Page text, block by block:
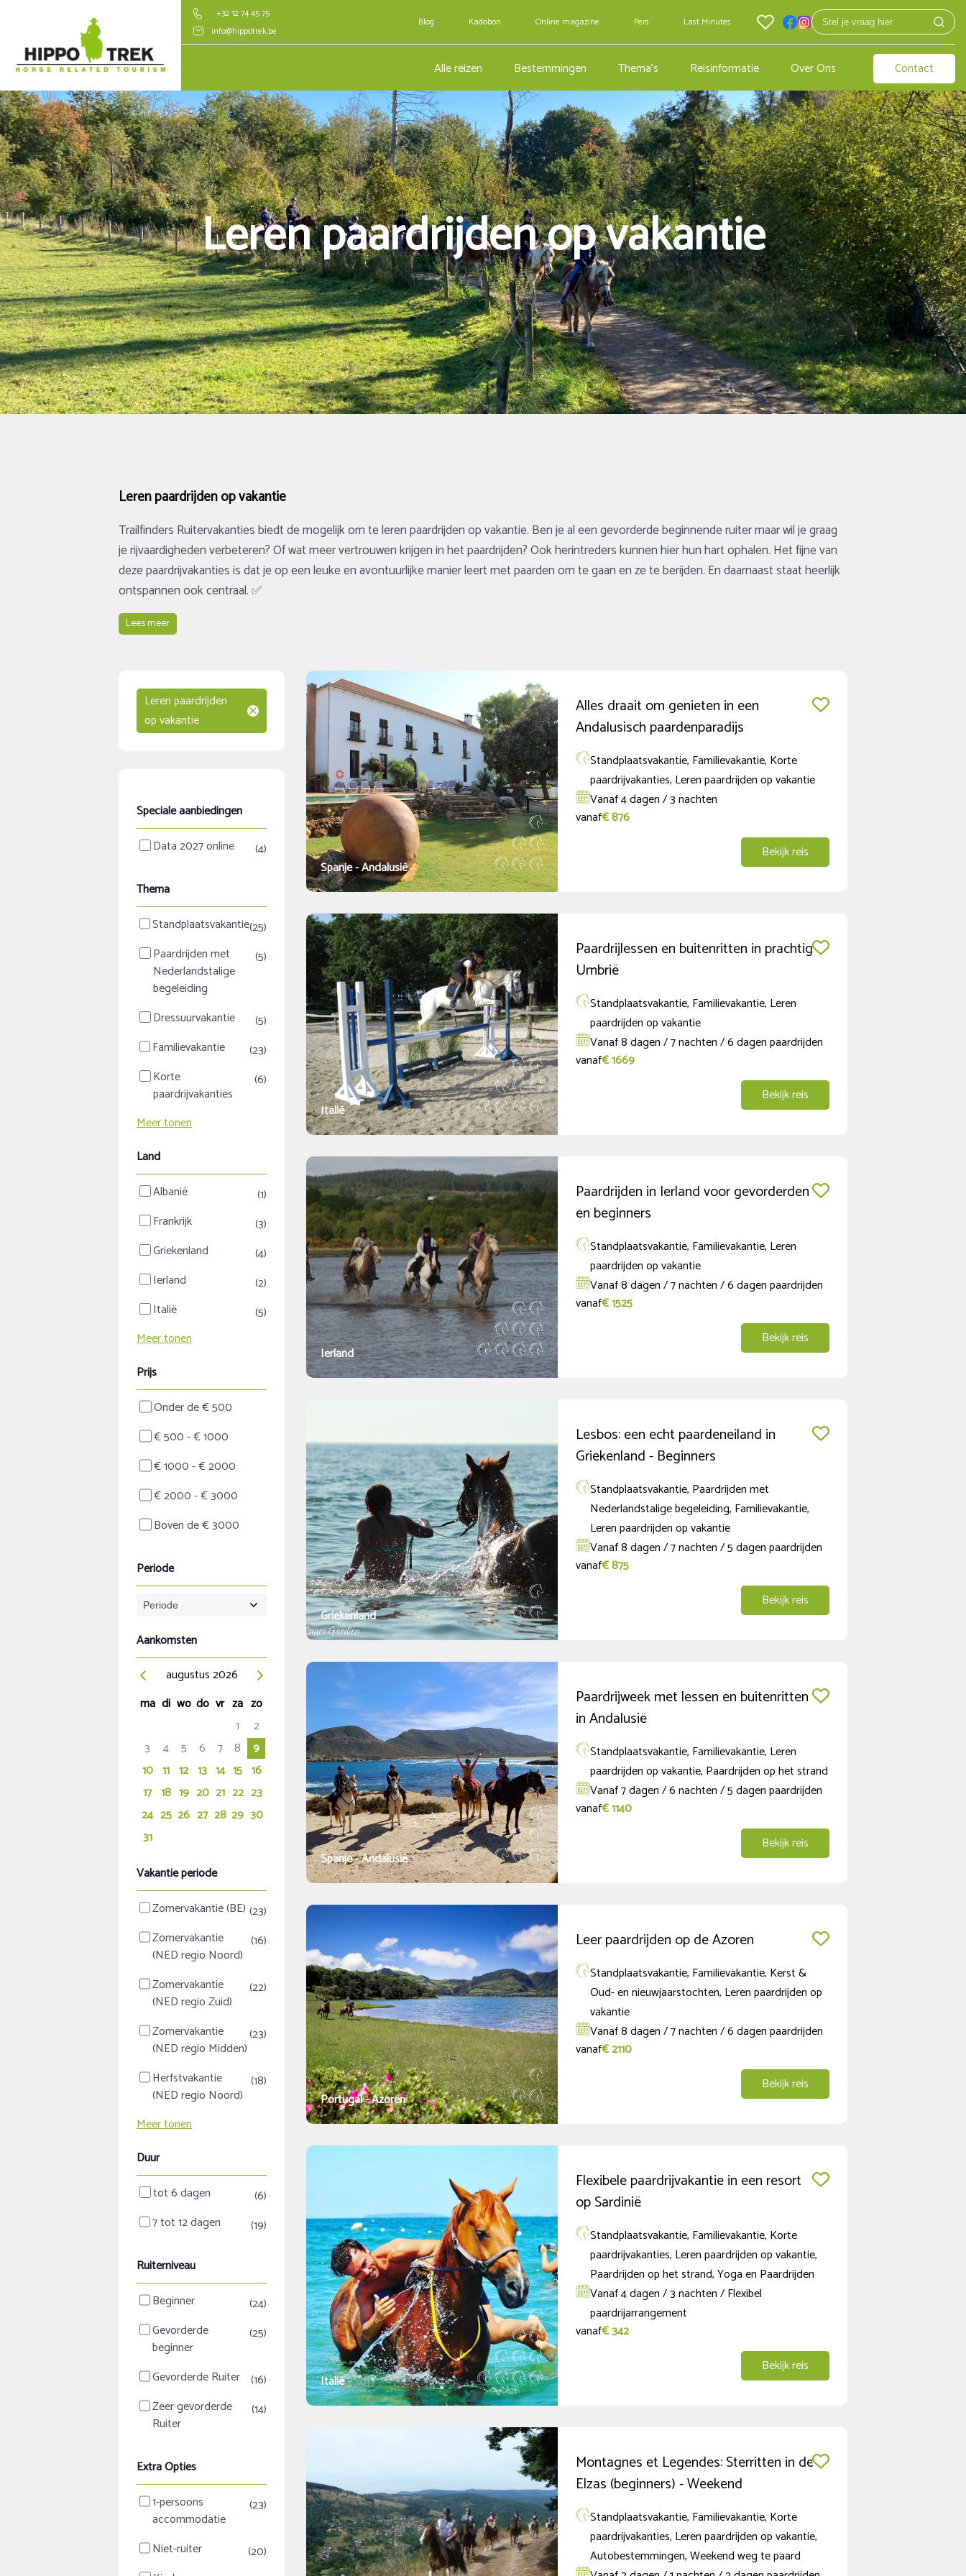
+32 12 74 45 75
info@hippotrek.be
Blog Kadobon Online magazine Pers Last Minutes
Alle reizen Bestemmingen Thema's Reisinformatie Over Ons Contact
Leren paardrijden op vakantie
Leren paardrijden op vakantie
Trailfinders Ruitervakanties biedt de mogelijk om te leren paardrijden op vakantie. Ben je al een gevorderde beginnende ruiter maar wil je graag
je rijvaardigheden verbeteren? Of wat meer vertrouwen krijgen in het paardrijden? Ook herintreders kunnen hier hun hart ophalen. Het fijne van
deze paardrijvakanties is dat je op een leuke en avontuurlijke manier leert met paarden om te gaan en ze te berijden. En daarnaast staat heerlijk
ontspannen ook centraal. ✅
Lees meer
Leren paardrijden
op vakantie
Duur
tot 6 dagen
(6)
7 tot 12 dagen
(19)
Aankomsten
augustus2026
ma di wo do vr za zo
1
2
3
4 5 6 7 8
9
10 11 12 13 14 15 16
17 18 19 20 21 22 23
24 25 26 27 28 29 30
31
Periode
Vakantie periode
Zomervakantie (BE) (23)
Zomervakantie
(NED regio Noord)
(16)
Zomervakantie
(NED regio Zuid)
(22)
Zomervakantie
(NED regio Midden)
(23)
Herfstvakantie
(NED regio Noord)
(18)
Meer tonen
Prijs
Onder de € 500
€ 500 - € 1000
€ 1000 - € 2000
€ 2000 - € 3000
Boven de € 3000
Thema
Standplaatsvakantie(25)
Paardrijden met
Nederlandstalige
begeleiding
(5)
Dressuurvakantie
(5)
Familievakantie
(23)
Korte
paardrijvakanties
(6)
Meer tonen
Speciale aanbiedingen
Data 2027 online
(4)
Ruiterniveau
Beginner
(24)
Gevorderde
beginner
(25)
Gevorderde Ruiter (16)
Zeer gevorderde
Ruiter
(14)
Extra Opties
1-persoons
accommodatie
(23)
Niet-ruiter
(20)
Land
Albanië
(1)
Frankrijk
(3)
Griekenland
(4)
Ierland
(2)
Italië
(5)
Meer tonen
Spanje - Andalusië
Alles draait om genieten in een
Andalusisch paardenparadijs
Standplaatsvakantie, Familievakantie, Korte
paardrijvakanties, Leren paardrijden op vakantie
Vanaf 4 dagen / 3 nachten
vanaf€ 876
Bekijk reis
Italië
Paardrijlessen en buitenritten in prachtig
Umbrië
Standplaatsvakantie, Familievakantie, Leren
paardrijden op vakantie
Vanaf 8 dagen / 7 nachten / 6 dagen paardrijden
vanaf€ 1669
Bekijk reis
Ierland
Paardrijden in Ierland voor gevorderden
en beginners
Standplaatsvakantie, Familievakantie, Leren
paardrijden op vakantie
Vanaf 8 dagen / 7 nachten / 6 dagen paardrijden
vanaf€ 1525
Bekijk reis
Griekenland
Lesbos: een echt paardeneiland in
Griekenland - Beginners
Standplaatsvakantie, Paardrijden met
Nederlandstalige begeleiding, Familievakantie,
Leren paardrijden op vakantie
Vanaf 8 dagen / 7 nachten / 5 dagen paardrijden
vanaf€ 875
Bekijk reis
Spanje - Andalusië
Paardrijweek met lessen en buitenritten
in Andalusië
Standplaatsvakantie, Familievakantie, Leren
paardrijden op vakantie, Paardrijden op het strand
Vanaf 7 dagen / 6 nachten / 5 dagen paardrijden
vanaf€ 1140
Bekijk reis
Portugal - Azoren
Leer paardrijden op de Azoren
Standplaatsvakantie, Familievakantie, Kerst &
Oud- en nieuwjaarstochten, Leren paardrijden op
vakantie
Vanaf 8 dagen / 7 nachten / 6 dagen paardrijden
vanaf€ 2110
Bekijk reis
Italië
Flexibele paardrijvakantie in een resort
op Sardinië
Standplaatsvakantie, Familievakantie, Korte
paardrijvakanties, Leren paardrijden op vakantie,
Paardrijden op het strand, Yoga en Paardrijden
Vanaf 4 dagen / 3 nachten / Flexibel
paardrijarrangement
vanaf€ 342
Bekijk reis
Montagnes et Legendes: Sterritten in de
Elzas (beginners) - Weekend
Standplaatsvakantie, Familievakantie, Korte
paardrijvakanties, Leren paardrijden op vakantie,
Autobestemmingen, Weekend weg te paard